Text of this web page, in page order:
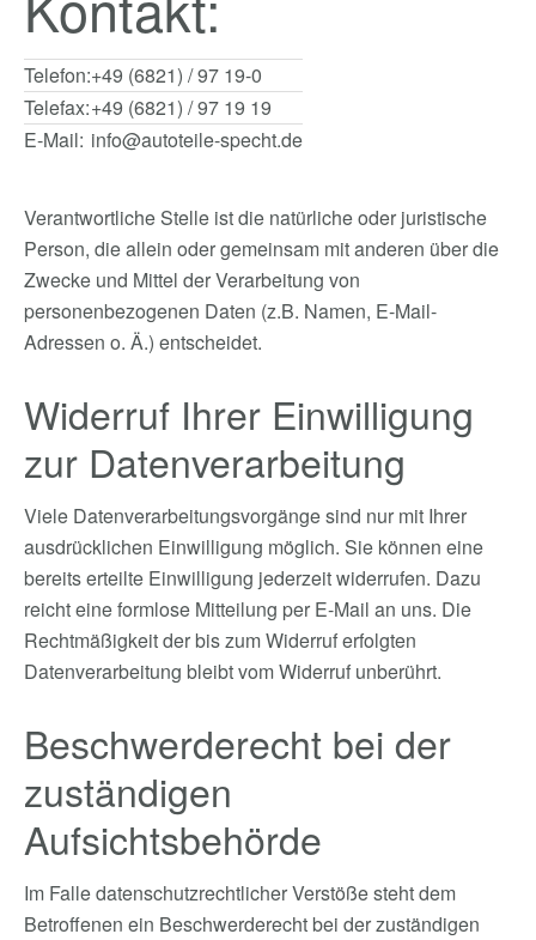
Telefon:+49 (6821) / 97 19-0
Telefax:+49 (6821) / 97 19 19
E-Mail: info@autoteile-specht.de
Verantwortliche Stelle ist die natürliche oder juristische
Person, die allein oder gemeinsam mit anderen über die
Zwecke und Mittel der Verarbeitung von
personenbezogenen Daten (z.B. Namen, E-Mail-
Adressen o. Ä.) entscheidet.
Widerruf Ihrer Einwilligung
zur Datenverarbeitung
Viele Datenverarbeitungsvorgänge sind nur mit Ihrer
ausdrücklichen Einwilligung möglich. Sie können eine
bereits erteilte Einwilligung jederzeit widerrufen. Dazu
reicht eine formlose Mitteilung per E-Mail an uns. Die
Rechtmäßigkeit der bis zum Widerruf erfolgten
Datenverarbeitung bleibt vom Widerruf unberührt.
Beschwerderecht bei der
zuständigen
Aufsichtsbehörde
Im Falle datenschutzrechtlicher Verstöße steht dem
Betroffenen ein Beschwerderecht bei der zuständigen